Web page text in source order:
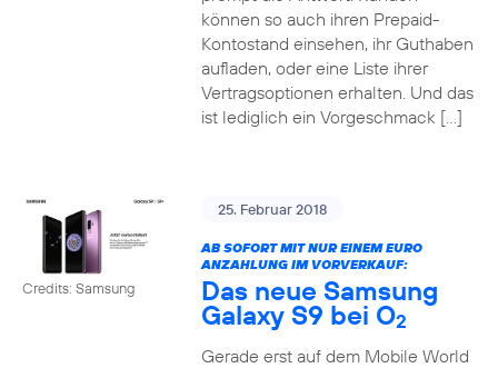
können so auch ihren Prepaid-
Kontostand einsehen, ihr Guthaben
aufladen, oder eine Liste ihrer
Vertragsoptionen erhalten. Und das
ist lediglich ein Vorgeschmack […]
Credits: Samsung
25. Februar 2018
AB SOFORT MIT NUR EINEM EURO
ANZAHLUNG IM VORVERKAUF:
Das neue Samsung
Galaxy S9 bei O2
Gerade erst auf dem Mobile World